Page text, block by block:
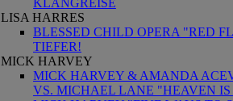
LISA HARRES
BLESSED CHILD OPERA "RED
TIEFER!
MICK HARVEY
MICK HARVEY & AMANDA
VS. MICHAEL LANE "HEAVEN